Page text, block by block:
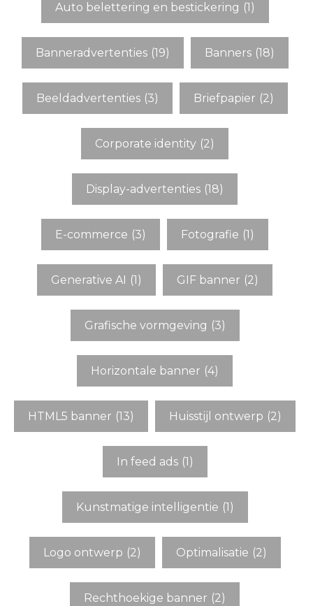
Auto belettering en bestickering (1)
Banneradvertenties (19) Banners (18)
Beeldadvertenties (3) Briefpapier (2)
Corporate identity (2)
Display-advertenties (18)
E-commerce (3) Fotografie (1)
Generative AI (1) GIF banner (2)
Grafische vormgeving (3)
Horizontale banner (4)
HTML5 banner (13) Huisstijl ontwerp (2)
In feed ads (1)
Kunstmatige intelligentie (1)
Logo ontwerp (2) Optimalisatie (2)
Rechthoekige banner (2)